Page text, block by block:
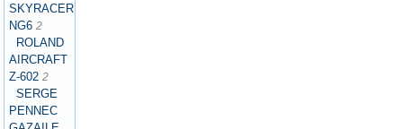
SKYRACER
NG6 2
ROLAND
AIRCRAFT
Z-602 2
SERGE
PENNEC